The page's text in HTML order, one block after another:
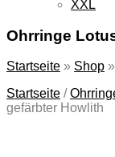
XXL
Ohrringe
Startseite » Shop »
Startseite /
gefärbter Howlith